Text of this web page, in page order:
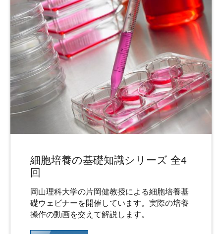
細胞培養の基礎知識シリーズ 全4
回
岡山理科大学の片岡健教授による細胞培養基
礎ウェビナーを開催しています。実際の培養
操作の動画を交えて解説します。